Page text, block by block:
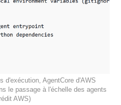
d'exécution, AgentCore d'AWS
le passage à l'échelle des agents
AWS)